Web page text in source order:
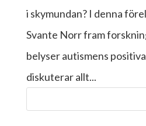
i skymundan? I denna
Svante Norr fram
belyser autismens
diskuterar allt...